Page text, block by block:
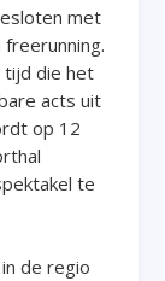
met
tijd die het
acts uit
op 12
te
de regio